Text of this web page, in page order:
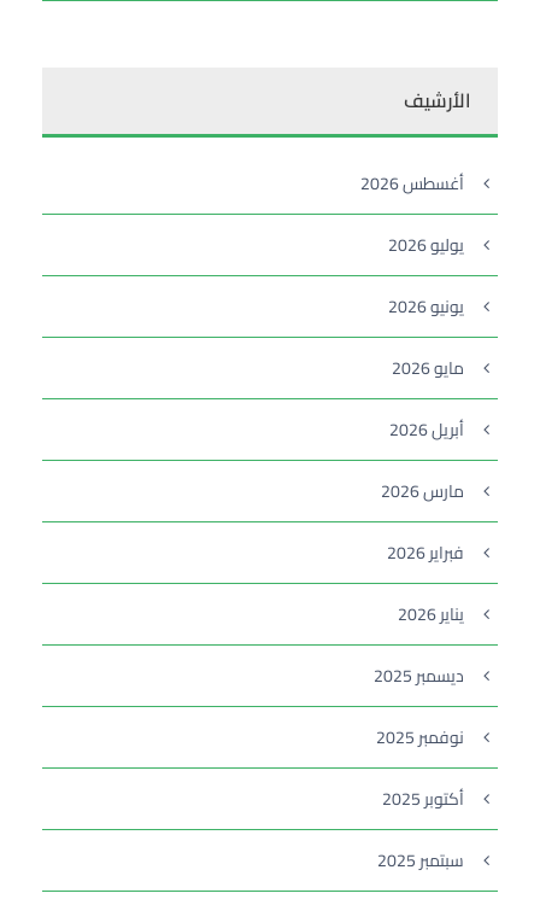
الأرشيف
أغسطس 2026
يوليو 2026
يونيو 2026
مايو 2026
أبريل 2026
مارس 2026
فبراير 2026
يناير 2026
ديسمبر 2025
نوفمبر 2025
أكتوبر 2025
سبتمبر 2025